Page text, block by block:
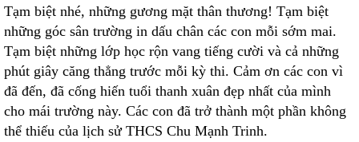
Tạm biệt nhé, những gương mặt thân thương! Tạm biệt
những góc sân trường in dấu chân các con mỗi sớm mai.
Tạm biệt những lớp học rộn vang tiếng cười và cả những
phút giây căng thẳng trước mỗi kỳ thi. Cảm ơn các con vì
đã đến, đã cống hiến tuổi thanh xuân đẹp nhất của mình
cho mái trường này. Các con đã trở thành một phần không
thể thiếu của lịch sử THCS Chu Mạnh Trinh.